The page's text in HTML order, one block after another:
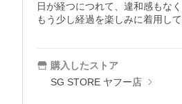
日が経つにつれて、違和感もな
もう少し経過を楽しみに着用し
購入したストア
SG STORE ヤフー店